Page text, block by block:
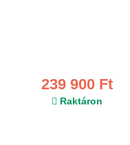
239 900 Ft
Raktáron